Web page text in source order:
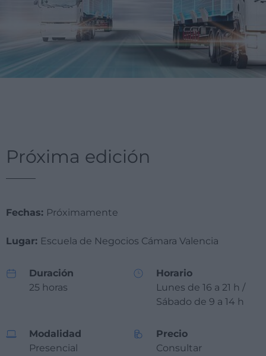
Próxima edición
Fechas: Próximamente
Lugar: Escuela de Negocios Cámara Valencia
Duración
25 horas
Horario
Lunes de 16 a 21 h /
Sábado de 9 a 14 h
Modalidad
Presencial
Precio
Consultar